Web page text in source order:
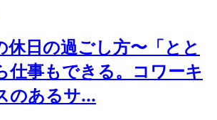
休日の過ごし方〜「とと
仕事もできる。コワーキ
のあるサ...